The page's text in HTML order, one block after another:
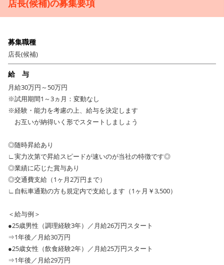
至福の時間を提供し続けている企業です。
------------------------------
大阪駅西口直結のKITTE大阪で日本の美意識が息づく、“和×イタリアン”
イタリアで経験を積んだシェフが日本の文化・素材をリスペクトしなが
ら、日本の豊かな食材とハーブを取り入れながらもイタリア料理の真髄は
忘れずにレアルダイニングが追求するシンプルに美味しい料理を提供。
自家製生パスタに日本の食材・スパイス等を取り入れたイタリア料理を、
白と木目を基調としたシックで落ち着いた雰囲気の店内で楽しめます。
------------------------------
などの長期休暇があり、福利厚生も充実しているので、長く
安心して働けます。ソムリエなどの資格取得支援も充実♪
------------------------------
るのも魅力の一つ。今後も新規出店の予定があり、安心して長く働けるこ
ともポイントです。希望者にはソムリエなどの資格取得を支援するなど、
福利厚生・待遇の充実や、スタッフの成長・学び・チャレンジを支える風
土が根付いています。
夏季休暇・冬季休暇などの長期休暇がしっかりとれることで、プライベー
店長(候補)の募集要項
募集職種
店長(候補)
給 与
月給30万円～50万円
※試用期間1～3ヵ月：変動なし
※経験・能力を考慮の上、給与を決定します
お互いが納得いく形でスタートしましょう
◎随時昇給あり
∟実力次第で昇給スピードが速いのが当社の特徴です◎
◎業績に応じた賞与あり
◎交通費支給（1ヶ月2万円まで）
∟自転車通勤の方も規定内で支給します（1ヶ月￥3,500）
＜給与例＞
●25歳男性（調理経験3年）／月給26万円スタート
⇒1年後／月給30万円
●25歳女性（飲食経験2年）／月給25万円スタート
⇒1年後／月給29万円